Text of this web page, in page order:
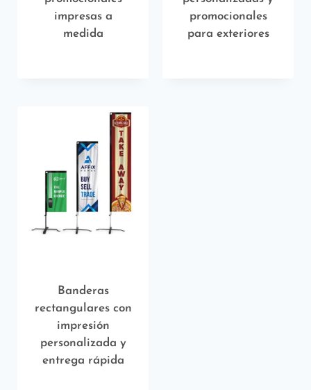
impresas a
medida
promocionales
para exteriores
Banderas
rectangulares con
impresión
personalizada y
entrega rápida